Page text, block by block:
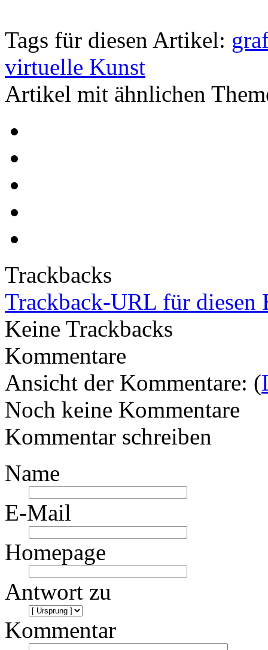
Tags für diesen Artikel:
virtuelle Kunst
Artikel mit ähnlichen
Trackbacks
Trackback-URL für diesen
Keine Trackbacks
Kommentare
Ansicht der Kommentare: (
Noch keine Kommentare
Kommentar schreiben
Name
E-Mail
Homepage
Antwort zu
Kommentar